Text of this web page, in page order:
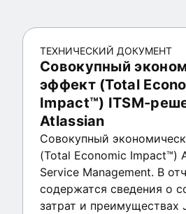
ТЕХНИЧЕСКИЙ ДОКУМЕНТ
Совокупный
эффект (Total
Impact™) ITSM-
Atlassian
Совокупный
(Total Economic Impact™)
Service Management. В
содержатся сведения о
затрат и преимуществах